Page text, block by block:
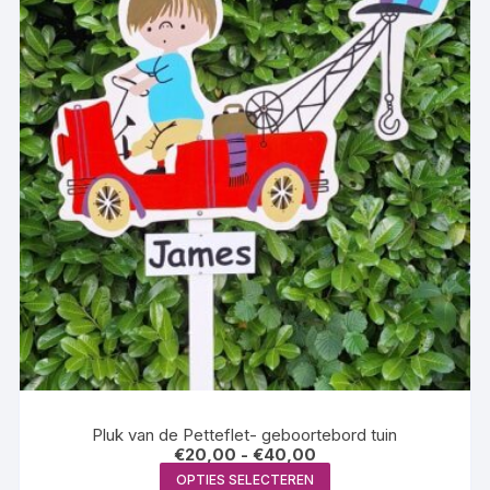
productpagina
Pluk van de Petteflet- geboortebord tuin
€20,00 - €40,00Prijsklasse:
€20,00
OPTIES SELECTEREN